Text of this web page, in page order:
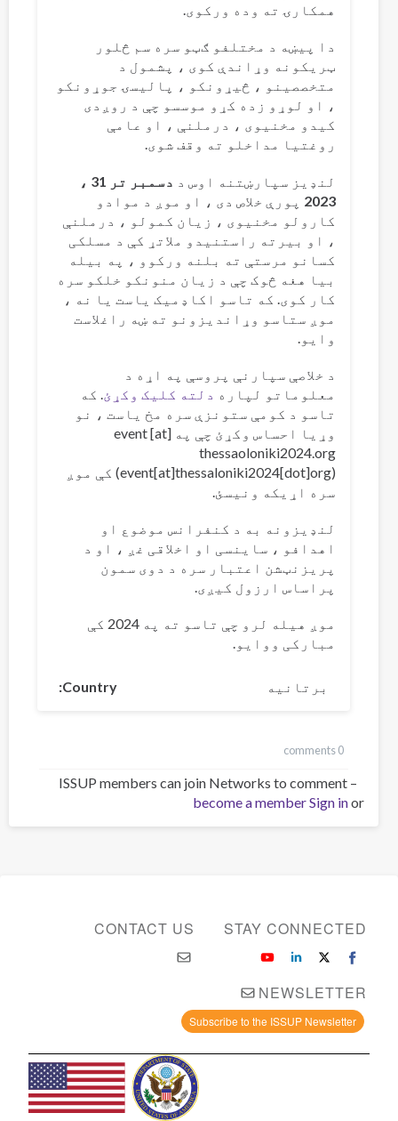
همکارۍ ته وده ورکوی.
دا پیښه د مختلفو ګټو سره سم څلور
ټریکونه وړاندې کوی ، پشمول د
متخصصینو ، څیړونکو ، پالیسۍ جوړونکو
، او لوړو زده کړو موسسو چې د روږدی
کیدو مخنیوی ، درملنې ، او عامې
روغتیا مداخلو ته وقف شوی.
لنډیز سپارښتنه اوس د
دسمبر تر 31 ،
2023 پورې خلاص دی ، او موږ د موادو
کارولو مخنیوی ، زیان کمولو ، درملنې
، او بیرته راستنیدو ملاتړ کې د مسلکی
کسانو مرستې ته بلنه ورکوو ، په بیله
بیا هغه څوک چې د زیان منونکو خلکو سره
کار کوی. که تاسو اکاډمیک یاست یا نه ،
موږ ستاسو وړاندیزونو ته ښه راغلاست
وایو.
د خلاصې سپارنې پروسې په اړه د
معلوماتو لپاره دلته کلیک وکړئ . که
تاسو د کومې ستونزې سره مخ یاست ، نو
وړیا احساس وکړئ چې په
event[at]
thessaoloniki2024.org
(event[at]thessaloniki2024[dot]org) کې موږ
سره اړیکه ونیسئ.
لنډیزونه به د کنفرانس موضوع او
اهدافو ، ساینسی او اخلاقی غږ ، او د
پریزنټشن اعتبار سره د دوی سمون
پراساس ارزول کیږی.
موږ هیله لرو چې تاسو ته په 2024 کې
مبارکی ووایو.
Country برتانیه
0 comments
ISSUP members can join Networks to comment –
Sign inor
become a member
CONTACT US STAY CONNECTED
NEWSLETTER
Subscribe to the ISSUP Newsletter